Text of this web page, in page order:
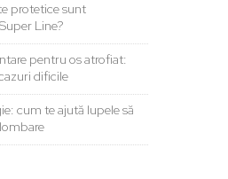
protetice sunt
Line?
pentru os atrofiat:
dificile
cum te ajută lupele să